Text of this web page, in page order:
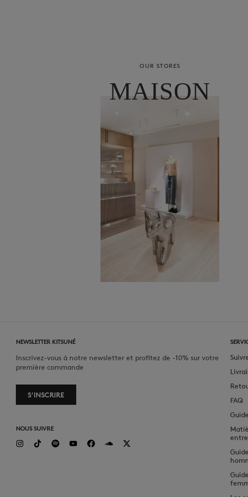
OUR STORES
MAISON
NEWSLETTER KITSUNÉ
Inscrivez-vous à notre newsletter et profitez de -10% sur votre
première commande
S‘INSCRIRE
NOUS SUIVRE
FAQ